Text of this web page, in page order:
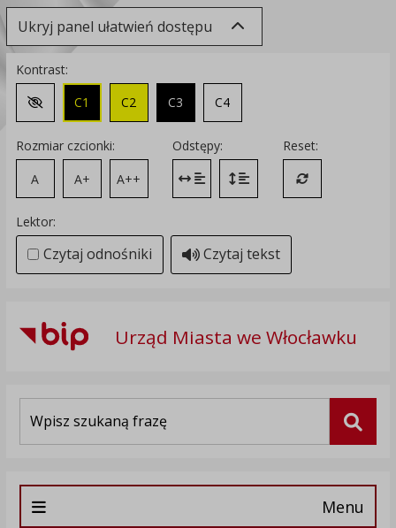
Ukryj panel ułatwień dostępu
Kontrast:
Zmień kontrast na domyślny
C1 C2 C3 C4
Rozmiar czcionki:
A
A+ A++
Odstępy:
Zmień odstęp między literami
Zmień interlinię i margines
Reset:
Przywróć
Lektor:
Czytaj odnośniki Czytaj tekst
Urząd Miasta we Włocławku
Menu